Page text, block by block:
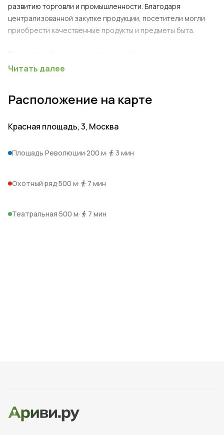
развитию торговли и промышленности. Благодаря
централизованной закупке продукции, посетители могли
приобрести качественные продукты и предметы быта.
модернизация и ремонт здания, после которого торговый
международным стандартам торговли. Внутри появились
повысило привлекательность комплекса для богатых
XXI век
Современный ГУМ сохраняет своё важное положение
Крупнейший стеклянный потолок Европы:
Читать далее
Расположение на карте
Красная площадь, 3, Москва
Площадь Революции·200 м· 3 мин
Охотный ряд·500 м· 7 мин
Театральная·500 м· 7 мин